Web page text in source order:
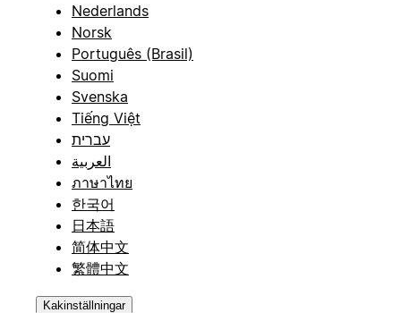
Nederlands
Norsk
Português (Brasil)
Suomi
Svenska
Tiếng Việt
עברית
العربية
ภาษาไทย
한국어
日本語
简体中文
繁體中文
Kakinställningar